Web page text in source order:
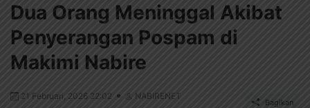
Dua Orang Meninggal Akibat
Penyerangan Pospam di
Makimi Nabire
21 Februari, 2026 22:02 NABIRENET
Bagikan